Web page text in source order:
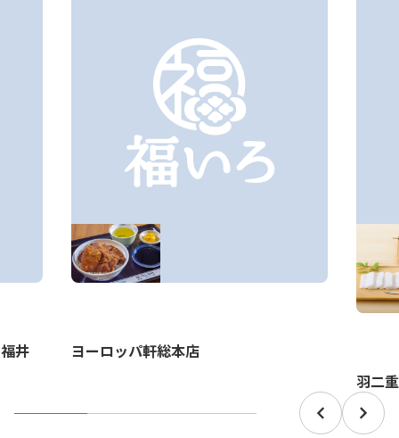
井
ヨーロッパ軒総本店
羽二